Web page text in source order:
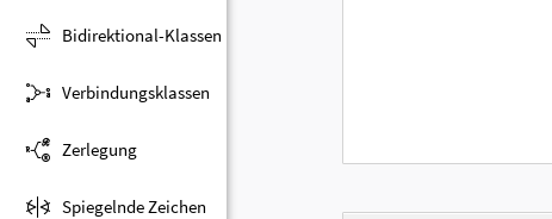
Bidirektional-Klassen
Verbindungsklassen
Zerlegung
Spiegelnde Zeichen